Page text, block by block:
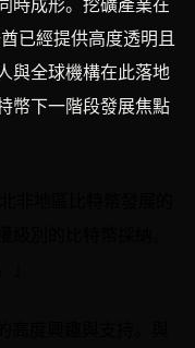
時成形。挖礦產業在
已經提供高度透明且
與全球機構在此落地
幣下一階段發展焦點